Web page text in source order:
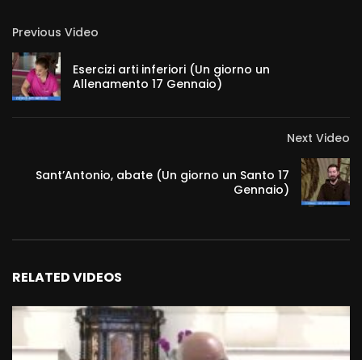
Previous Video
Esercizi arti inferiori (Un giorno un
Allenamento 17 Gennaio)
Next Video
Sant’Antonio, abate (Un giorno un Santo 17
Gennaio)
RELATED VIDEOS